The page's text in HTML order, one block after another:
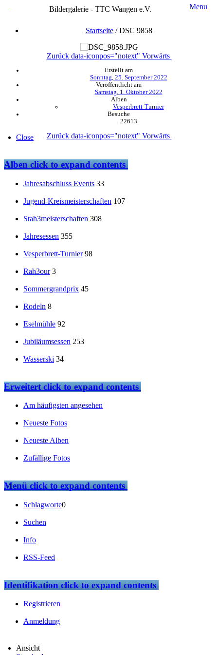
Bildergalerie - TTC Wangen e.V. Menu
Startseite/DSC 9858
Zurück data-iconpos="notext" Vorwärts
Erstellt am
Sonntag, 25. September 2022
Veröffentlicht am
Samstag, 1. Oktober 2022
Alben
Vesperbrett-Turnier
Besuche
22613
Zurück data-iconpos="notext" Vorwärts
Close
Albenclick to expand contents
Jahresabschluss Events 33
Jugend-Kreismeisterschaften 107
Stah3meisterschaften 308
Jahresessen 355
Vesperbrett-Turnier 98
Rah3our 3
Sommergrandprix 45
Rodeln 8
Eselmühle 92
Jubiläumsessen 253
Wasserski 34
Erweitertclick to expand contents
Am häufigsten angesehen
Neueste Fotos
Neueste Alben
Zufällige Fotos
Menüclick to expand contents
Schlagworte0
Suchen
Info
RSS-Feed
Identifikationclick to expand contents
Registrieren
Anmeldung
Ansicht